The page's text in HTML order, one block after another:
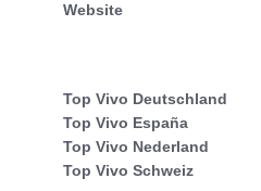
Website
Top Vivo Deutschland
Top Vivo España
Top Vivo Nederland
Top Vivo Schweiz